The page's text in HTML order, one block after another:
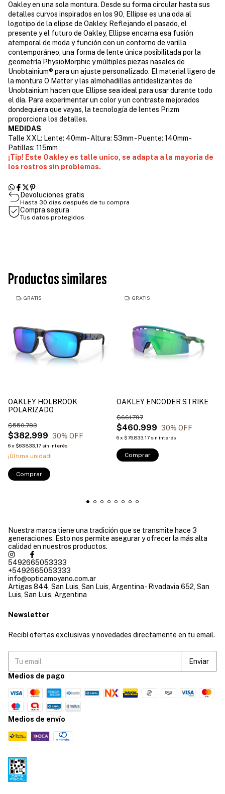
Oakley en una sola montura. Desde su forma circular hasta sus
detalles curvos inspirados en los 90, Ellipse es una oda al
logotipo de la elipse de Oakley. Reflejando el pasado, el
presente y el futuro de Oakley, Ellipse encarna esa fusión
atemporal de moda y función con un contorno de varilla
contemporáneo, una forma de lente única posibilitada por la
geometría PhysioMorphic y múltiples piezas nasales de
Unobtainium® para un ajuste personalizado. El material ligero de
la montura O Matter y las almohadillas antideslizantes de
Unobtainium hacen que Ellipse sea ideal para usar durante todo
el día. Para experimentar un color y un contraste mejorados
dondequiera que vayas, la tecnología de lentes Prizm
proporciona los detalles.
MEDIDAS
Talle XXL: Lente: 40mm - Altura: 53mm - Puente: 140mm -
Patillas: 115mm
¡Tip! Este Oakley es talle unico, se adapta a la mayoria de
los rostros sin problemas.
Devoluciones gratis
Hasta 30 días después de tu compra
Compra segura
Tus datos protegidos
Productos similares
GRATIS
OAKLEY HOLBROOK
POLARIZADO
$382.999
$550.783
30% OFF
6x $63.833,17 sin interés
¡Última unidad!
Comprar
GRATIS
OAKLEY ENCODER STRIKE
$460.999
$661.797
30% OFF
6x $76.833,17 sin interés
Comprar
Nuestra marca tiene una tradición que se transmite hace 3
generaciones. Esto nos permite asegurar y ofrecer la más alta
calidad en nuestros productos.
5492665053333
+5492665053333
info@opticamoyano.com.ar
Artigas 844, San Luis, San Luis, Argentina - Rivadavia 652, San
Luis, San Luis, Argentina
Newsletter
Recibí ofertas exclusivas y novedades directamente en tu email.
Medios de pago
Medios de envío